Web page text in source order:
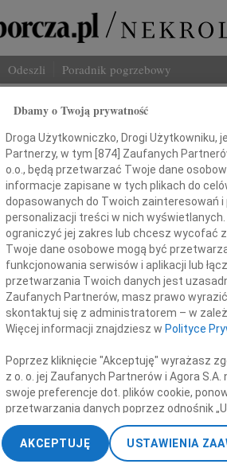
Odeszli Poradnik pogrzebowy
REGION: Gdańsk
EMISJI: 22.05.2026
Naszej Koleżance
Patrycji
w trudnych chwilach
wyrazy głębokiego
z powodu śmierci
Taty
Dbamy o Twoją prywatność
Droga Użytkowniczko, Drogi Użytkowniku,
Partnerzy, w tym [ 874 ] Zaufanych
o.o., będą przetwarzać Twoje dane
informacje zapisane w tych plikach do
dopasowanych do Twoich zainteresowań
personalizacji treści w nich
ograniczyć jej zakres lub chcesz wycofać
Twoje dane osobowe mogą być
funkcjonowania serwisów i aplikacji lub
przetwarzania Twoich danych jest
Zaufanych Partnerów, masz prawo
skontaktuj się z administratorem – w
Więcej informacji znajdziesz w Polityce
Poprzez kliknięcie "Akceptuję" wyrażasz
z o. o. jej Zaufanych Partnerów i Agora
swoje preferencje dot. plików cookie,
przetwarzania danych poprzez odnośnik
„Ustawienia zaawansowane”. Zmiana
My, nasi Zaufani Partnerzy i Agora S.A.
USTAWIENIA
AKCEPTUJĘ